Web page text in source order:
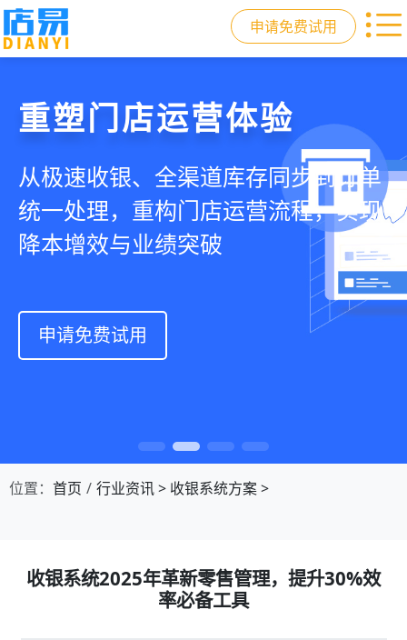
申请免费试用
门店收银，就用店易
智慧收银+商品库存+会员增长+小程序
商城，一套系统解决开店管店及业绩
增长难题
申请免费试用
重塑门店运营体验
从极速收银、全渠道库存同步到订单
统一处理，重构门店运营流程，实现
降本增效与业绩突破
申请免费试用
驱动私域会员增长
从支付即会员、精准营销到优惠券互
通，驱动私域流量沉淀和会员复购，
提升忠诚度和营销效果
申请免费试用
快速拓展生意边界
借助小程序商城、线上引流到线下售
后，打通全域销售渠道，拓展生意边
界，提升顾客体验
申请免费试用
位置： 首页 行业资讯> 收银系统方案>
收银系统2025年革新零售管理，提升30%效
率必备工具